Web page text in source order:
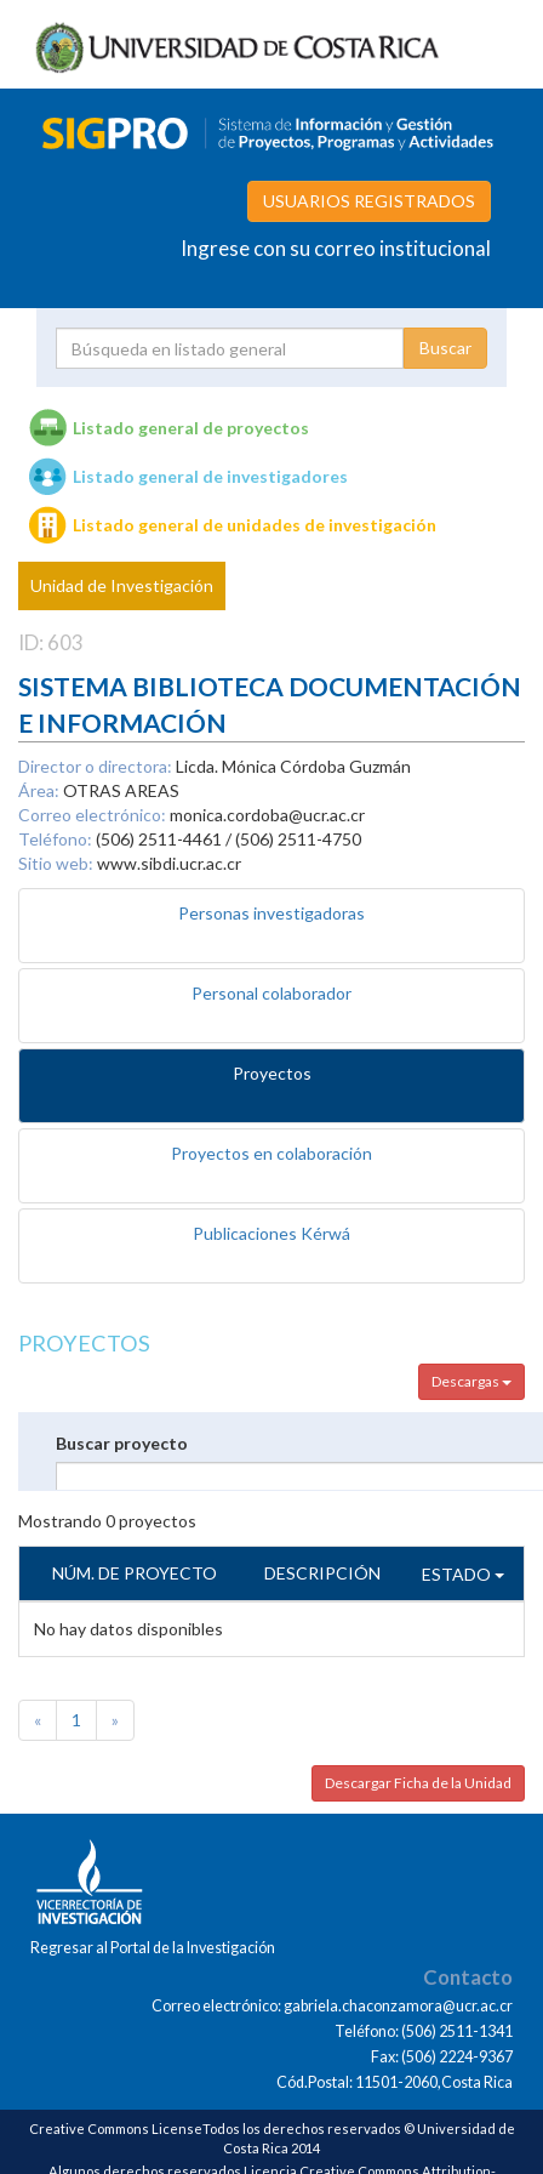
USUARIOS REGISTRADOS
Ingrese con su correo institucional
Unidades de investigación
Listado general de proyectos
Listado general de investigadores
Listado general de unidades de investigación
Unidad de Investigación
ID: 603
SISTEMA BIBLIOTECA DOCUMENTACIÓN
E INFORMACIÓN
Director o directora: Licda. Mónica Córdoba Guzmán
Área: OTRAS AREAS
Correo electrónico: monica.cordoba@ucr.ac.cr
Teléfono: (506) 2511-4461 / (506) 2511-4750
Sitio web: www.sibdi.ucr.ac.cr
Personas investigadoras
Personal colaborador
Proyectos
Proyectos en colaboración
Publicaciones Kérwá
PROYECTOS
Descargas
Buscar proyecto
Mostrando 0proyectos
NÚM. DE PROYECTO DESCRIPCIÓN ESTADO
No hay datos disponibles
« 1 »
Descargar Ficha de la Unidad
Regresar al Portal de la Investigación
Contacto
Correo electrónico: gabriela.chaconzamora@ucr.ac.cr
Teléfono: (506) 2511-1341
Fax: (506) 2224-9367
Cód.Postal: 11501-2060,Costa Rica
Creative Commons LicenseTodos los derechos reservados © Universidad de
Costa Rica 2014